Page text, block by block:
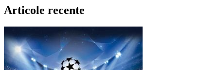
Articole recente